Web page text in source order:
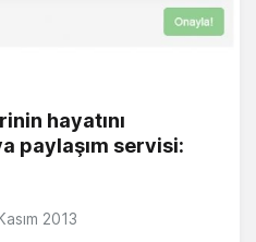
hayatını
paylaşım servisi:
2013